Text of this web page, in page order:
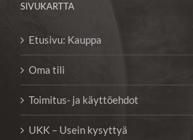
SIVUKARTTA
Etusivu: Kauppa
Oma tili
Toimitus- ja käyttöehdot
UKK – Usein kysyttyä